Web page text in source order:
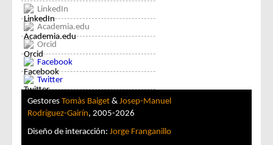
LinkedIn
Academia.edu
Orcid
Facebook
Twitter
Gestores Tomàs Baiget & Josep-Manuel
Rodríguez-Gairín, 2005-2026
Diseño de interacción: Jorge Franganillo